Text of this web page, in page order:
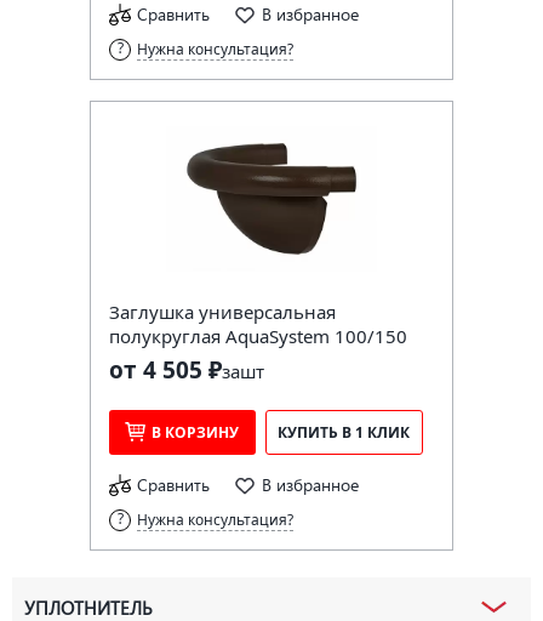
Сравнить В избранное
Нужна консультация?
Заглушка универсальная
полукруглая AquaSystem 100/150
от 4 505 ₽зашт
В КОРЗИНУ КУПИТЬ В 1 КЛИК
Сравнить В избранное
Нужна консультация?
УПЛОТНИТЕЛЬ